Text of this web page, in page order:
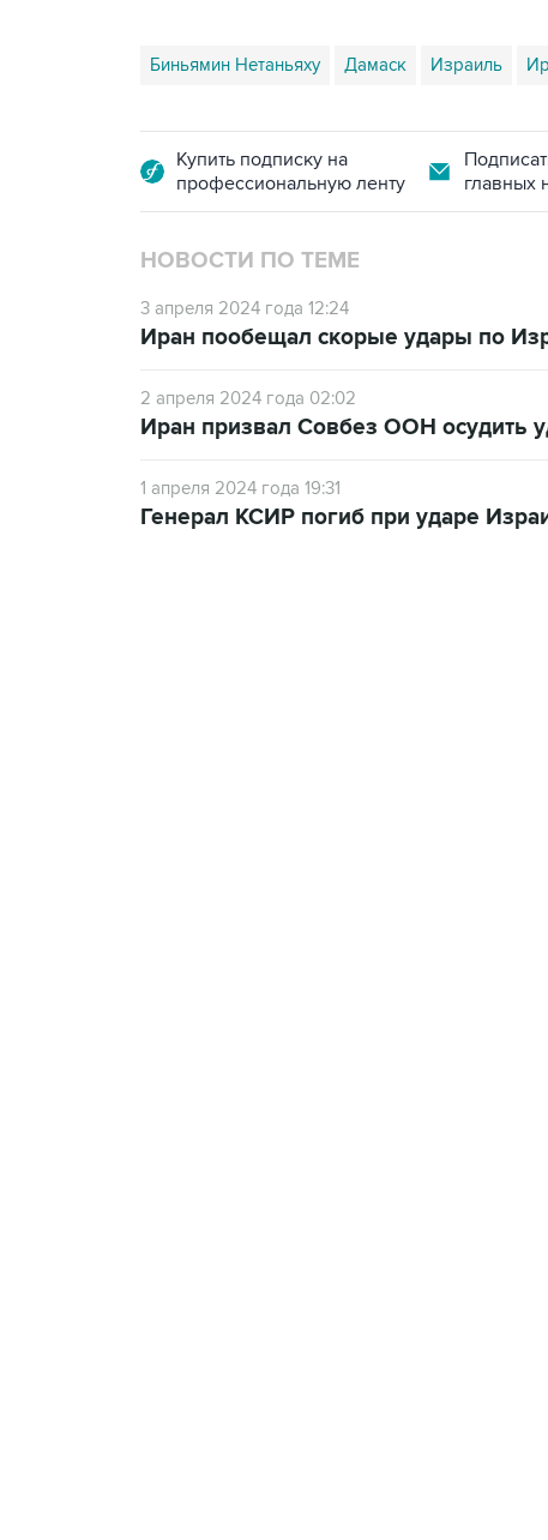
Биньямин Нетаньяху Дамаск Израиль
Купить подписку на
профессиональную ленту
главных
НОВОСТИ ПО ТЕМЕ
3 апреля 2024 года 12:24
Иран пообещал скорые удары по
2 апреля 2024 года 02:02
Иран призвал Совбез ООН осудить
1 апреля 2024 года 19:31
Генерал КСИР погиб при ударе